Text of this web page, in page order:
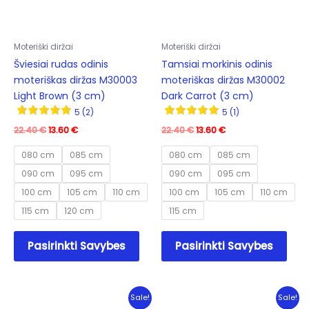
page
Moteriški diržai
Šviesiai rudas odinis
moteriškas diržas M30003
Light Brown (3 cm)
5 (2)
22.40€Original
was:
22.40 €.
13.60€Current
is:
13.60 €.
080 cm
085 cm
090 cm
095 cm
100 cm
105 cm
110 cm
115 cm
120 cm
Pasirinkti Savybes
This
product
has
variants.
Moteriški diržai
Tamsiai morkinis odinis
moteriškas diržas M30002
Dark Carrot (3 cm)
5 (1)
22.40€Original
was:
22.40 €.
13.60€Current
is:
13.60 €.
080 cm
085 cm
090 cm
095 cm
100 cm
105 cm
110 cm
115 cm
Pasirinkti Savybes
This
has
Sale! Sale!